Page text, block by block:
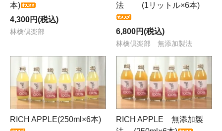
本)
4,300円(税込)
林檎倶楽部
法 (1リットル×6本)
6,800円(税込)
林檎倶楽部 無添加製法
RICH APPLE(250ml×6本)
RICH APPLE 無添加製